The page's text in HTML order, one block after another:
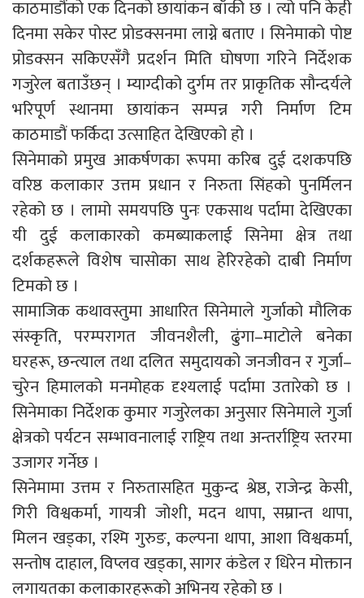
काठमाडौंको एक दिनको छायांकन बाँकी छ । त्यो पनि केही
दिनमा सकेर पोस्ट प्रोडक्सनमा लाग्ने बताए । सिनेमाको पोष्ट
प्रोडक्सन सकिएसँगै प्रदर्शन मिति घोषणा गरिने निर्देशक
गजुरेल बताउँछन् । म्याग्दीको दुर्गम तर प्राकृतिक सौन्दर्यले
भरिपूर्ण स्थानमा छायांकन सम्पन्न गरी निर्माण टिम
काठमाडौं फर्किदा उत्साहित देखिएको हो ।
सिनेमाको प्रमुख आकर्षणका रूपमा करिब दुई दशकपछि
वरिष्ठ कलाकार उत्तम प्रधान र निरुता सिंहको पुनर्मिलन
रहेको छ । लामो समयपछि पुनः एकसाथ पर्दामा देखिएका
यी दुई कलाकारको कमब्याकलाई सिनेमा क्षेत्र तथा
दर्शकहरूले विशेष चासोका साथ हेरिरहेको दाबी निर्माण
टिमको छ ।
सामाजिक कथावस्तुमा आधारित सिनेमाले गुर्जाको मौलिक
संस्कृति, परम्परागत जीवनशैली, ढुंगा–माटोले बनेका
घरहरू, छन्त्याल तथा दलित समुदायको जनजीवन र गुर्जा–
चुरेन हिमालको मनमोहक दृश्यलाई पर्दामा उतारेको छ ।
सिनेमाका निर्देशक कुमार गजुरेलका अनुसार सिनेमाले गुर्जा
क्षेत्रको पर्यटन सम्भावनालाई राष्ट्रिय तथा अन्तर्राष्ट्रिय स्तरमा
उजागर गर्नेछ ।
सिनेमामा उत्तम र निरुतासहित मुकुन्द श्रेष्ठ, राजेन्द्र केसी,
गिरी विश्वकर्मा, गायत्री जोशी, मदन थापा, सम्रान्त थापा,
मिलन खड्का, रश्मि गुरुङ, कल्पना थापा, आशा विश्वकर्मा,
सन्तोष दाहाल, विप्लव खड्का, सागर कंडेल र धिरेन मोक्तान
लगायतका कलाकारहरूको अभिनय रहेको छ ।